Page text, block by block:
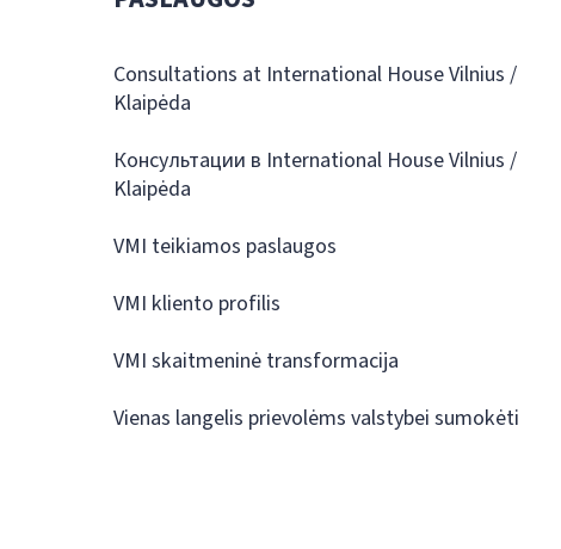
Consultations at International House Vilnius /
Klaipėda
Консультации в International House Vilnius /
Klaipėda
VMI teikiamos paslaugos
VMI kliento profilis
VMI skaitmeninė transformacija
Vienas langelis prievolėms valstybei sumokėti